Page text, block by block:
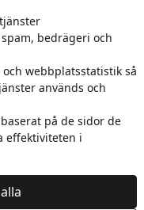
bedrägeri och
webbplatsstatistik så
används och
på de sidor de
effektiviteten i